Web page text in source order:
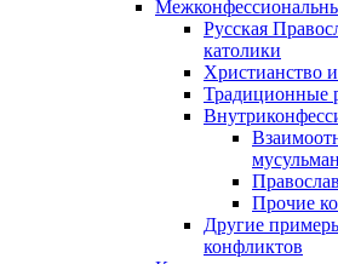
Русская
католики
Христианство
Традиционные
Прочие
Другие
конфликтов